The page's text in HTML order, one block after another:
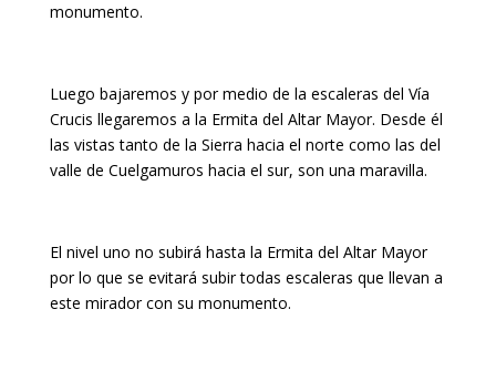
monumento.
Luego bajaremos y por medio de la escaleras del Vía
Crucis llegaremos a la Ermita del Altar Mayor. Desde él
las vistas tanto de la Sierra hacia el norte como las del
valle de Cuelgamuros hacia el sur, son una maravilla.
El nivel uno no subirá hasta la Ermita del Altar Mayor
por lo que se evitará subir todas escaleras que llevan a
este mirador con su monumento.